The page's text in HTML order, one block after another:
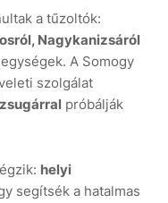
a tűzoltók:
Nagykanizsáról
A Somogy
szolgálat
próbálják
helyi
segítsék a hatalmas